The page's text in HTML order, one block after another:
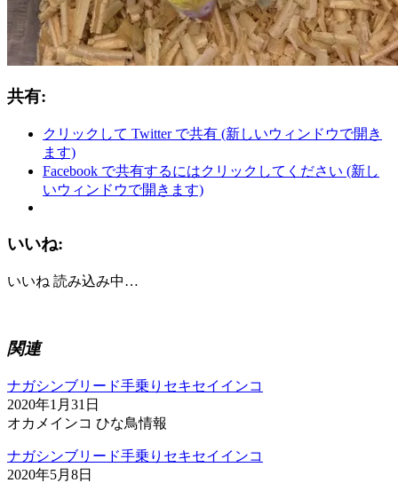
共有:
クリックして Twitter で共有 (新しいウィンドウで開き
ます)
Facebook で共有するにはクリックしてください (新し
いウィンドウで開きます)
いいね:
いいね 読み込み中…
関連
ナガシンブリード手乗りセキセイインコ
2020年1月31日
オカメインコ ひな鳥情報
ナガシンブリード手乗りセキセイインコ
2020年5月8日